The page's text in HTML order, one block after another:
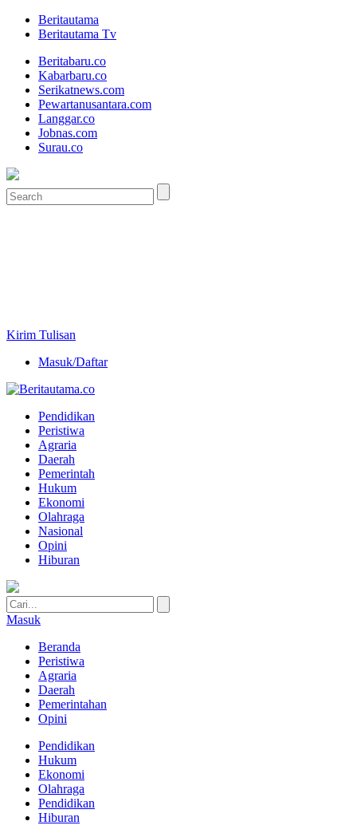
Beritautama
Beritautama Tv
Beritabaru.co
Kabarbaru.co
Serikatnews.com
Pewartanusantara.com
Langgar.co
Jobnas.com
Surau.co
Kirim Tulisan
Masuk/Daftar
Pendidikan
Peristiwa
Agraria
Daerah
Pemerintah
Hukum
Ekonomi
Olahraga
Nasional
Opini
Hiburan
Masuk
Beranda
Peristiwa
Agraria
Daerah
Pemerintahan
Opini
Pendidikan
Hukum
Ekonomi
Olahraga
Pendidikan
Hiburan